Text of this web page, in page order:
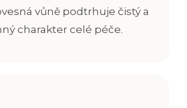
vůně podtrhuje čistý a
charakter celé péče.